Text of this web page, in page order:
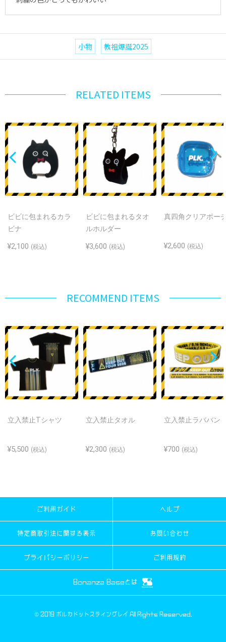
小物 教祖爆誕2025
RELATED ITEMS
ビビに包まれるカラ
ビナ
¥2,100 (税込)
ビビに包まれるタオ
ルホルダー
¥3,600 (税込)
真四角クリアポー
¥2,600 (税込)
RECOMMEND ITEMS
立入禁止Tシャツ
¥5,500 (税込)
立入禁止タオル
¥2,300 (税込)
立入禁止ラババン
¥700 (税込)
ご利用ガイド ヘルプ
特定商取引法に関する表示 お問い合わせ
プライバシーポリシー ご利用規約
Bonanza Baseとは
© 2019 ポルカドットスティングレイ All Rights Reserved.